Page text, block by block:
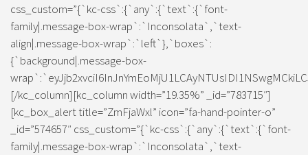
css_custom=”{`kc-css`:{`any`:{`text`:{`font-
family|.message-box-wrap`:`Inconsolata`,`text-
align|.message-box-wrap`:`left`},`boxes`:
{`background|.message-box-
[/kc_column][kc_column width=”19.35%” _id=”783715″]
[kc_box_alert title=”ZmFjaWxl” icon=”fa-hand-pointer-o”
_id=”574657″ css_custom=”{`kc-css`:{`any`:{`text`:{`font-
family|.message-box-wrap`:`Inconsolata`,`text-